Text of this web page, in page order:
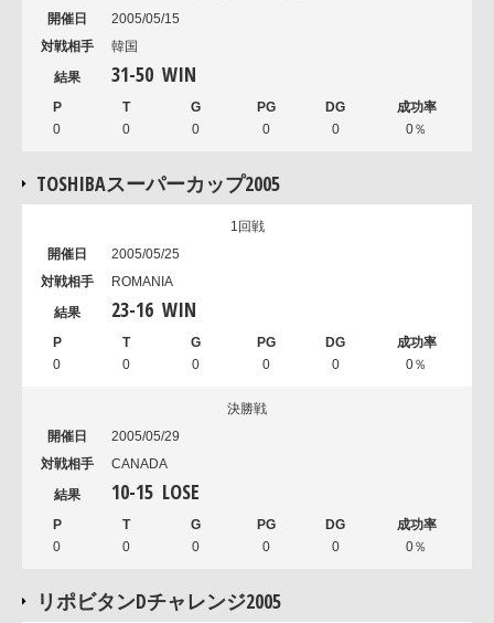
2005/05/15
韓国
31-50 WIN
0 0 0 0 0 0％
TOSHIBAスーパーカップ2005
1回戦
2005/05/25
ROMANIA
23-16 WIN
0 0 0 0 0 0％
決勝戦
2005/05/29
CANADA
10-15 LOSE
0 0 0 0 0 0％
リポビタンDチャレンジ2005